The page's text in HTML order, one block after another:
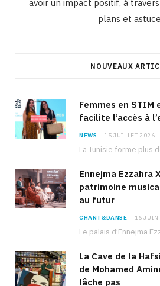
avoir un impact positif, à
plans et
NOUVEAUX
Femmes en STIM
facilite l’accès à
NEWS 15 JUILLET 2026
Ennejma Ezzahra
patrimoine
au futur
CHANT&DANSE 16
La Cave de la
de Mohamed
lâche pas